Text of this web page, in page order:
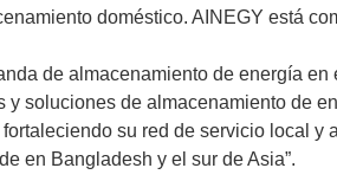
doméstico. AINEGY está
de almacenamiento de energía en
soluciones de almacenamiento de
su red de servicio local y
en Bangladesh y el sur de Asia”.